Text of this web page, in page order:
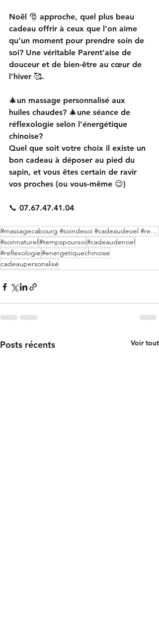
Noël 🎅 approche, quel plus beau
cadeau offrir à ceux que l’on aime
qu’un moment pour prendre soin de
soi? Une véritable Parent’aise de
douceur et de bien-être au cœur de
l’hiver 🥰.
🎄un massage personnalisé aux
huiles chaudes? 🎄une séance de
réflexologie selon l’énergétique
chinoise?
Quel que soit votre choix il existe un
bon cadeau à déposer au pied du
sapin, et vous êtes certain de ravir
vos proches (ou vous-même 😉)
📞 07.67.47.41.04
#massagecabourg #soindesoi #cadeaudeoel #reflexologiecabourg
#soinnaturel#tempspoursoi#cadeaudenoel
#reflexologie#energetiquechinoise
cadeaupersonalisé
Posts récents Voir tout